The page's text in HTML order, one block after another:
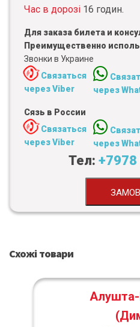
Час в дорозі 16 годин.
Для заказа билета и
Преимущественно
Звонки в Украине
Связаться
через Viber
через
Сязь в России
Связаться
через Viber
через
Тел: +7978
Схожі товари